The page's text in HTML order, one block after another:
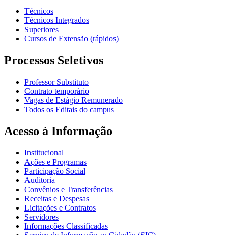
Técnicos
Técnicos Integrados
Superiores
Cursos de Extensão (rápidos)
Processos Seletivos
Professor Substituto
Contrato temporário
Vagas de Estágio Remunerado
Todos os Editais do campus
Acesso à Informação
Institucional
Ações e Programas
Participação Social
Auditoria
Convênios e Transferências
Receitas e Despesas
Licitações e Contratos
Servidores
Informações Classificadas